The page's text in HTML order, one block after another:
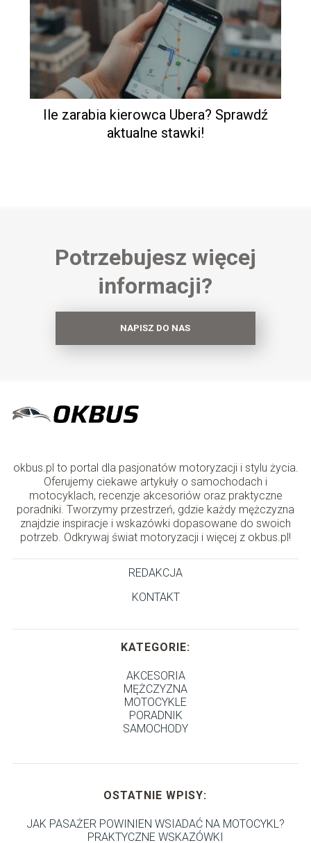
Ile zarabia kierowca Ubera? Sprawdź
aktualne stawki!
Potrzebujesz więcej
informacji?
NAPISZ DO NAS
okbus.pl to portal dla pasjonatów motoryzacji i stylu życia.
Oferujemy ciekawe artykuły o samochodach i
motocyklach, recenzje akcesoriów oraz praktyczne
poradniki. Tworzymy przestrzeń, gdzie każdy mężczyzna
znajdzie inspiracje i wskazówki dopasowane do swoich
potrzeb. Odkrywaj świat motoryzacji i więcej z okbus.pl!
REDAKCJA
KONTAKT
KATEGORIE:
AKCESORIA
MĘŻCZYZNA
MOTOCYKLE
PORADNIK
SAMOCHODY
OSTATNIE WPISY:
JAK PASAŻER POWINIEN WSIADAĆ NA MOTOCYKL?
PRAKTYCZNE WSKAZÓWKI